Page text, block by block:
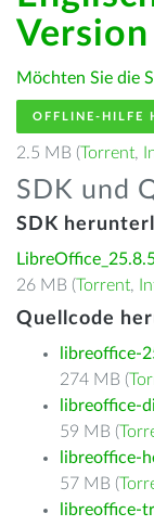
Version
Möchten Sie die
OFFLINE-HILFE
2.5 MB (Torrent,
SDK und
SDK
26 MB (Torrent,
Quellcode
libreoffice-
274 MB (
libreoffice-
59 MB (
libreoffice-
57 MB (
libreoffice-